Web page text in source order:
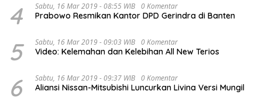
4 Sabtu, 16 Mar 2019 - 08:55 WIB 0 Komentar
Prabowo Resmikan Kantor DPD Gerindra di Banten
5 Sabtu, 16 Mar 2019 - 09:03 WIB 0 Komentar
Video: Kelemahan dan Kelebihan All New Terios
6 Sabtu, 16 Mar 2019 - 09:37 WIB 0 Komentar
Aliansi Nissan-Mitsubishi Luncurkan Livina Versi Mungil